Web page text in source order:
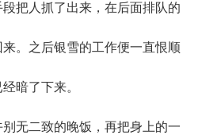
人抓了出来，在后面排队的
。之后银雪的工作便一直恨顺
暗了下来。
二致的晚饭，再把身上的一